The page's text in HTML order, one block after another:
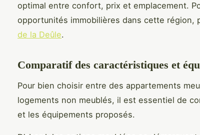
optimal entre confort, prix et emplacement.
opportunités immobilières dans cette région,
de la Deûle.
Comparatif des caractéristiques et
Pour bien choisir entre des appartements
logements non meublés, il est essentiel de
et les équipements proposés.